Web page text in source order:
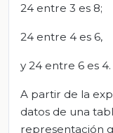
24 entre 3 es 8;
24 entre 4 es 6,
y 24 entre 6 es 4.
A partir de la
datos de una
representación